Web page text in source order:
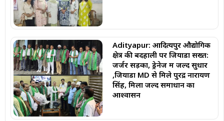
Adityapur: आदित्यपुर औद्योगिक
क्षेत्र की बदहाली पर जियाडा सख्त:
जर्जर सड़कों, ड्रेनेज में जल्द सुधार
,जियाडा MD से मिले पुरेंद्र नारायण
सिंह, मिला जल्द समाधान का
आश्वासन